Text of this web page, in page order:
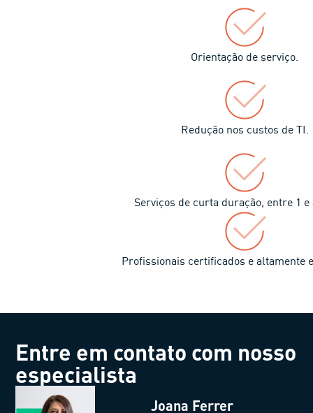
Orientação de serviço.
Redução nos custos de TI.
Serviços de curta duração, entre 1 e
Profissionais certificados e altamente
Entre em contato com nosso
especialista
Joana Ferrer